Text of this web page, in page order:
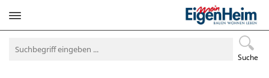
Suche
Navigation